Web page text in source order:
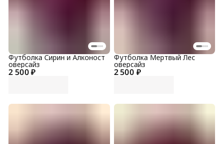
2 500 ₽
Футболка Сирин и Алконост
оверсайз
2 500 ₽
Футболка Мертвый Лес
оверсайз